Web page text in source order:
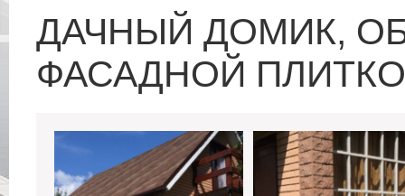
ДАЧНЫЙ ДОМИК,
ФАСАДНОЙ